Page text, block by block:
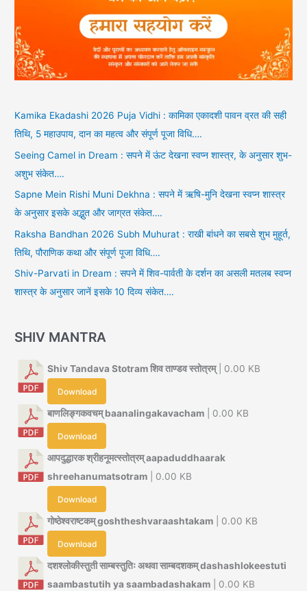
Kamika Ekadashi 2026 Puja Vidhi : कामिका एकादशी पावन व्रत की सही
तिथि, 5 महाउपाय, दान का महत्व और संपूर्ण पूजा विधि….
Seeing Camel in Dream : सपने में ऊंट देखना स्वप्न शास्त्र, के अनुसार शुभ-
अशुभ संकेत….
Sapne Mein Rishi Muni Dekhna : सपने में ऋषि-मुनि देखना स्वप्न शास्त्र
के अनुसार इसके अद्भुत और जाग्रत संकेत….
Raksha Bandhan 2026 Subh Muhurat : राखी बांधने का सबसे शुभ मुहूर्त,
तिथि, पौराणिक कथा और संपूर्ण पूजा विधि….
Shiv-Parvati in Dream : सपने में शिव-पार्वती के दर्शन का असली मतलब स्वप्न
शास्त्र के अनुसार जानें इसके 10 दिव्य संकेत….
SHIV MANTRA
Shiv Tandava Stotram शिव ताण्डव स्तोत्रम्| 0.00 KB
Download
बाणलिङ्गकवचम् baanalingakavacham | 0.00 KB
Download
आपदुद्धारक श्रीहनूमत्स्तोत्रम् aapaduddhaarak
shreehanumatsotram | 0.00 KB
Download
गोष्ठेश्वराष्टकम् goshtheshvaraashtakam | 0.00 KB
Download
दशश्लोकीस्तुती साम्बस्तुतिः अथवा साम्बदशकम् dashashlokeestuti
saambastutih ya saambadashakam | 0.00 KB